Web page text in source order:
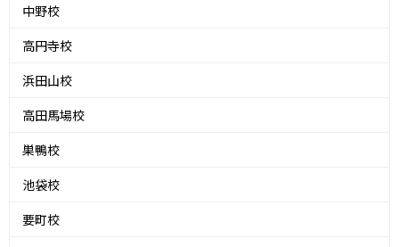
中野校
高円寺校
浜田山校
高田馬場校
巣鴨校
池袋校
要町校